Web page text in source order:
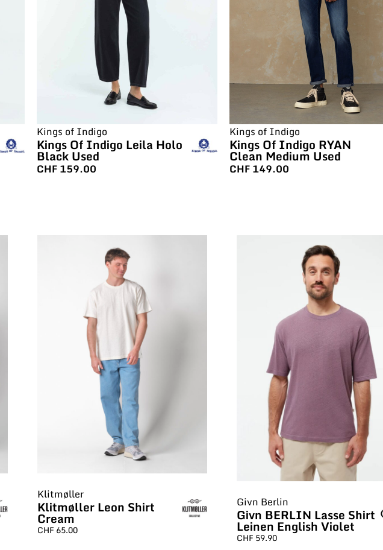
Kings of Indigo
Kings Of Indigo Leila Holo
Black Used
CHF159.00
Kings of Indigo
Kings Of Indigo RYAN
Clean Medium Used
CHF149.00
Klitmøller
Klitmøller Leon Shirt
Cream
CHF 65.00
Givn Berlin
Givn BERLIN Lasse Shirt
Leinen English Violet
CHF 59.90